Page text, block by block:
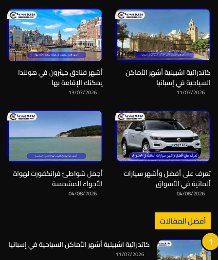
كاتدرائية اشبيلية أشهر الأماكن
السياحية في إسبانيا
11/07/2026
أشهر فنادق جيثرون في هولندا
يمكنك الإقامة بها
13/07/2026
تعرف على أفضل وأشهر سيارات
ألمانية في الأسواق
04/08/2026
أجمل شواطئ فرانكفورت لهواة
الأجواء المشمسة
04/08/2026
أفضل المقالات
كاتدرائية اشبيلية أشهر الأماكن السياحية في إسبانيا
11/07/2026